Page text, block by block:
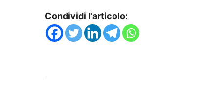
Condividi l'articolo: